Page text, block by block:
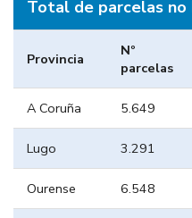
Total de parcelas no
Provincia
Nº
parcelas
A Coruña 5.649
Lugo 3.291
Ourense 6.548